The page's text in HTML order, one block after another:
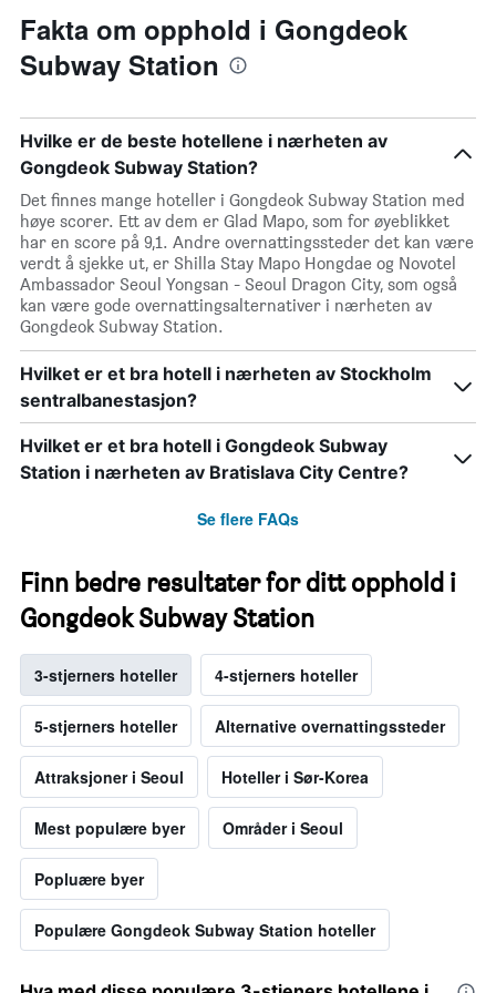
Fakta om opphold i Gongdeok
Subway Station
Hvilke er de beste hotellene i nærheten av
Gongdeok Subway Station?
Det finnes mange hoteller i Gongdeok Subway Station med
høye scorer. Ett av dem er Glad Mapo, som for øyeblikket
har en score på 9,1. Andre overnattingssteder det kan være
verdt å sjekke ut, er Shilla Stay Mapo Hongdae og Novotel
Ambassador Seoul Yongsan - Seoul Dragon City, som også
kan være gode overnattingsalternativer i nærheten av
Gongdeok Subway Station.
Hvilket er et bra hotell i nærheten av Stockholm
sentralbanestasjon?
Hvilket er et bra hotell i Gongdeok Subway
Station i nærheten av Bratislava City Centre?
Se flere FAQs
Finn bedre resultater for ditt opphold i
Gongdeok Subway Station
3-stjerners hoteller 4-stjerners hoteller
5-stjerners hoteller Alternative overnattingssteder
Attraksjoner i Seoul Hoteller i Sør-Korea
Mest populære byer Områder i Seoul
Popluære byer
Populære Gongdeok Subway Station hoteller